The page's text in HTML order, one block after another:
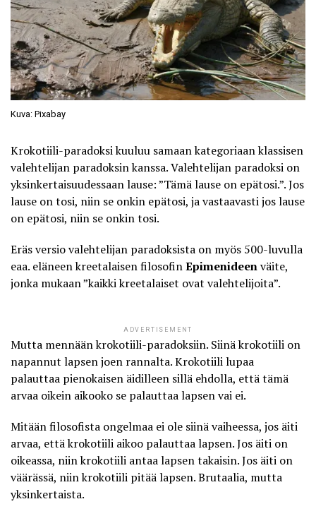
Kuva: Pixabay
Krokotiili-paradoksi kuuluu samaan kategoriaan klassisen
valehtelijan paradoksin kanssa. Valehtelijan paradoksi on
yksinkertaisuudessaan lause: ”Tämä lause on epätosi.”. Jos
lause on tosi, niin se onkin epätosi, ja vastaavasti jos lause
on epätosi, niin se onkin tosi.
Eräs versio valehtelijan paradoksista on myös 500-luvulla
eaa. eläneen kreetalaisen filosofinEpimenideenväite,
jonka mukaan ”kaikki kreetalaiset ovat valehtelijoita”.
ADVERTISEMENT
Mutta mennään krokotiili-paradoksiin. Siinä krokotiili on
napannut lapsen joen rannalta. Krokotiili lupaa
palauttaa pienokaisen äidilleen sillä ehdolla, että tämä
arvaa oikein aikooko se palauttaa lapsen vai ei.
Mitään filosofista ongelmaa ei ole siinä vaiheessa, jos äiti
arvaa, että krokotiili aikoo palauttaa lapsen. Jos äiti on
oikeassa, niin krokotiili antaa lapsen takaisin. Jos äiti on
väärässä, niin krokotiili pitää lapsen. Brutaalia, mutta
yksinkertaista.